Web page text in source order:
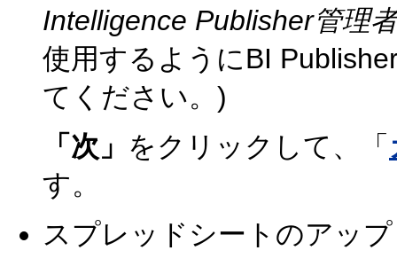
Intelligence Publisher管理
使用するようにBI
てください。)
「次」 をクリックして、「
す。
スプレッドシートのアッ